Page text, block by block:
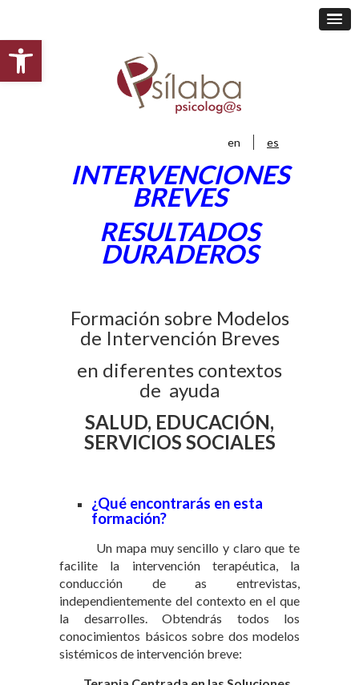
Abrir barra de herramientas
en es
INTERVENCIONES
BREVES
RESULTADOS
DURADEROS
Formación sobre Modelos
de Intervención Breves
en diferentes contextos
de ayuda
SALUD, EDUCACIÓN,
SERVICIOS SOCIALES
¿Qué encontrarás en esta
formación?
Un mapa muy sencillo y claro que te
facilite la intervención terapéutica, la
conducción de as entrevistas,
independientemente del contexto en el que
la desarrolles. Obtendrás todos los
conocimientos básicos sobre dos modelos
sistémicos de intervención breve: